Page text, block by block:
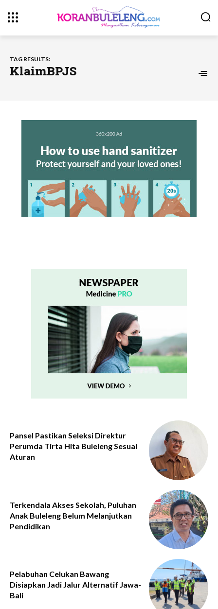
TAG RESULTS:
KlaimBPJS
Pansel Pastikan Seleksi Direktur
Perumda Tirta Hita Buleleng Sesuai
Aturan
Terkendala Akses Sekolah, Puluhan
Anak Buleleng Belum Melanjutkan
Pendidikan
Pelabuhan Celukan Bawang
Disiapkan Jadi Jalur Alternatif Jawa-
Bali